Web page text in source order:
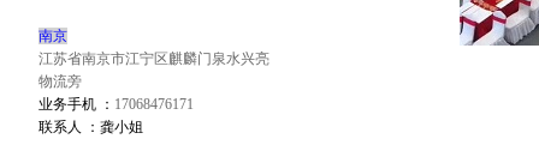
南京
江苏省南京市江宁区麒麟门泉水兴亮
物流旁
业务手机： 17068476171
联系人
：龚小姐